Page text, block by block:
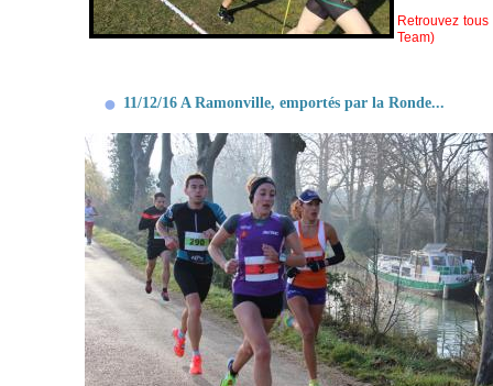
Retrouvez
Team)
11/12/16 A Ramonville, emportés par la Ronde...